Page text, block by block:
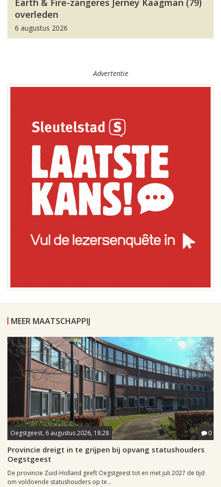
Earth & Fire-zangeres Jerney Kaagman (79)
overleden
6 augustus 2026
Advertentie
MEER MAATSCHAPPIJ
Oegstgeest, 6 augustus 2026, 18:28 0
Provincie dreigt in te grijpen bij opvang statushouders
Oegstgeest
De provincie Zuid-Holland geeft Oegstgeest tot en met juli 2027 de tijd
om voldoende statushouders op te...